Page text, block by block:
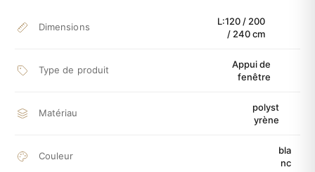
Dimensions
L:120 / 200
/ 240 cm
Type de produit
Appui de
fenêtre
Matériau
polyst
yrène
Couleur
bla
nc